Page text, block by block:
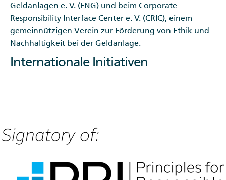
Geldanlagen e. V. (FNG) und beim Corporate
Responsibility Interface Center e. V. (CRIC), einem
gemeinnützigen Verein zur Förderung von Ethik und
Nachhaltigkeit bei der Geldanlage.
Internationale Initiativen